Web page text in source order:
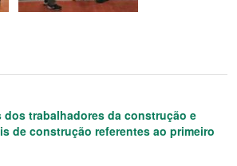
dos trabalhadores da construção e
de construção referentes ao primeiro